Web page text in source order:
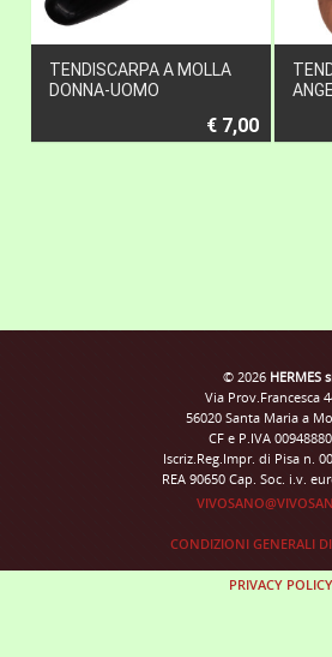
TENDISCARPA A MOLLA
DONNA-UOMO
€ 7,00
© 2026 HERMES
Via Prov.Francesca
56020 Santa Maria a
CF e P.IVA
Iscriz.Reg.Impr. di Pisa n.
REA 90650 Cap. Soc. i.v.
CONDIZIONI GENERALI
PRIVACY POLICY